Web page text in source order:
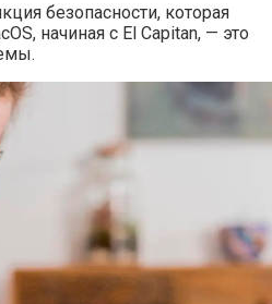
безопасности, которая
начиная с El Capitan, — это